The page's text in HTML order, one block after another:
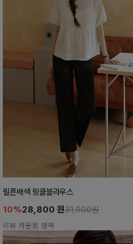
릴픈배색 링클블라우스
10%28,800 원31,900원
리뷰 카운트 영역